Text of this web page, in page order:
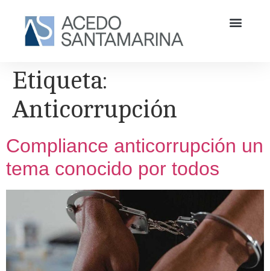
Etiqueta:
Anticorrupción
Compliance anticorrupción un
tema conocido por todos